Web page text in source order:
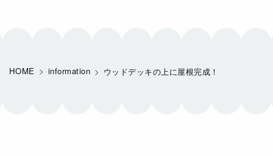
HOME information ウッドデッキの上に屋根完成！